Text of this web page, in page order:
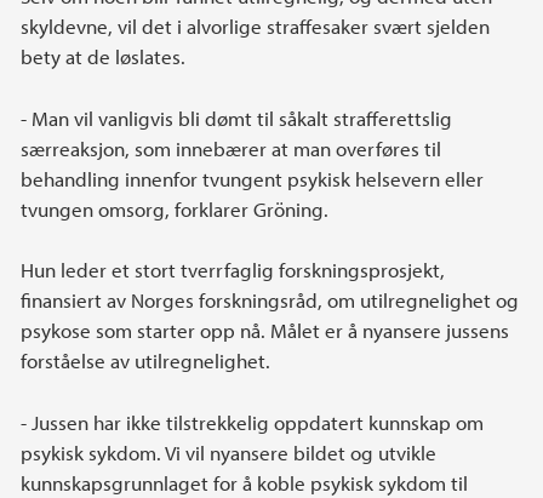
skyldevne, vil det i alvorlige straffesaker svært sjelden
bety at de løslates.
- Man vil vanligvis bli dømt til såkalt strafferettslig
særreaksjon, som innebærer at man overføres til
behandling innenfor tvungent psykisk helsevern eller
tvungen omsorg, forklarer Gröning.
Hun leder et stort tverrfaglig forskningsprosjekt,
finansiert av Norges forskningsråd, om utilregnelighet og
psykose som starter opp nå. Målet er å nyansere jussens
forståelse av utilregnelighet.
- Jussen har ikke tilstrekkelig oppdatert kunnskap om
psykisk sykdom. Vi vil nyansere bildet og utvikle
kunnskapsgrunnlaget for å koble psykisk sykdom til